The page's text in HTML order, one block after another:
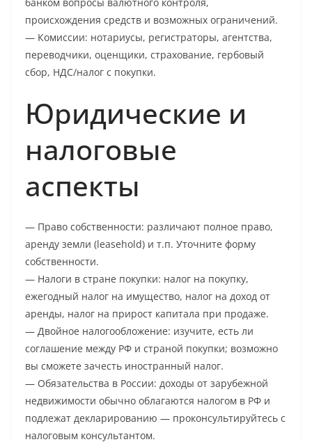
происхождения средств и возможных ограничений.
— Комиссии: нотариусы, регистраторы, агентства,
переводчики, оценщики, страхование, гербовый
сбор, НДС/налог с покупки.
Юридические и
налоговые
аспекты
— Право собственности: различают полное право,
аренду земли (leasehold) и т.п. Уточните форму
собственности.
— Налоги в стране покупки: налог на покупку,
ежегодный налог на имущество, налог на доход от
аренды, налог на прирост капитала при продаже.
— Двойное налогообложение: изучите, есть ли
соглашение между РФ и страной покупки; возможно
вы сможете зачесть иностранный налог.
— Обязательства в России: доходы от зарубежной
недвижимости обычно облагаются налогом в РФ и
подлежат декларированию — проконсультируйтесь с
налоговым консультантом.